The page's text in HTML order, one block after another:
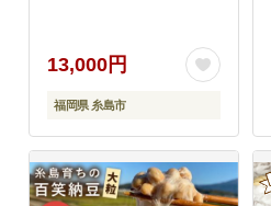
[AUM002]
13,000円
福岡県 糸島市